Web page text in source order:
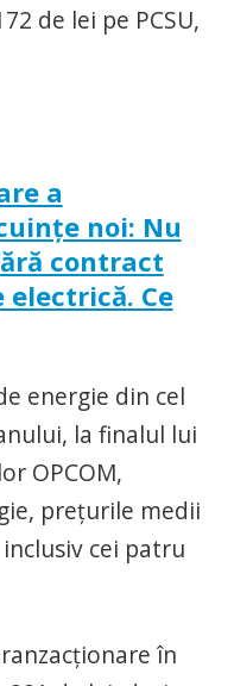
de lei pe PCSU,
a
noi: Nu
contract
Ce
energie din cel
la finalul lui
OPCOM,
preţurile medii
cei patru
în